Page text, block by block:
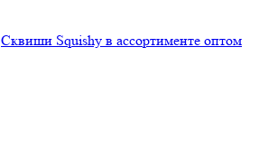
Сквиши Squishy в ассортименте оптом